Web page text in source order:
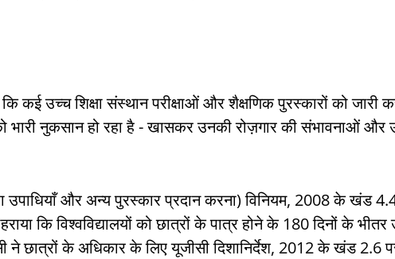
कई उच्च शिक्षा संस्थान परीक्षाओं और शैक्षणिक पुरस्कारों को जारी
भारी नुकसान हो रहा है - खासकर उनकी रोज़गार की संभावनाओं और
उपाधियाँ और अन्य पुरस्कार प्रदान करना) विनियम, 2008 के खंड
कि विश्वविद्यालयों को छात्रों के पात्र होने के 180 दिनों के भीतर
ने छात्रों के अधिकार के लिए यूजीसी दिशानिर्देश, 2012 के खंड 2.6